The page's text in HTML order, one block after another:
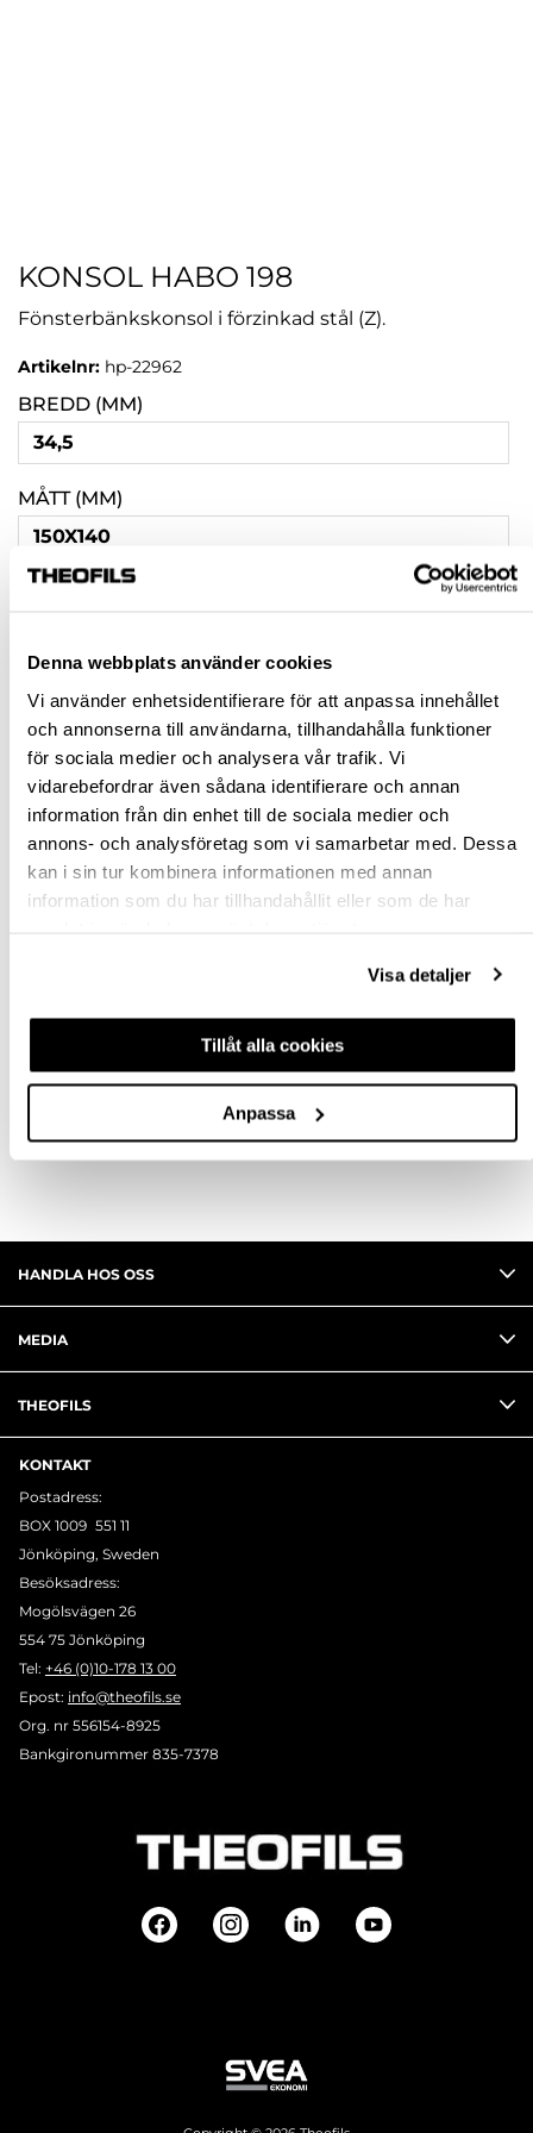
Denna webbplats använder cookies
Vi använder enhetsidentifierare för att anpassa innehållet
och annonserna till användarna, tillhandahålla funktioner
för sociala medier och analysera vår trafik. Vi
vidarebefordrar även sådana identifierare och annan
information från din enhet till de sociala medier och
annons- och analysföretag som vi samarbetar med. Dessa
kan i sin tur kombinera informationen med annan
information som du har tillhandahållit eller som de har
Visa detaljer
Tillåt alla cookies
Anpassa
KONSOL HABO 198
Fönsterbänkskonsol i förzinkad stål (Z).
Artikelnr: hp-22962
BREDD (MM)
34,5
MÅTT (MM)
150X140
150X180
st
VÄLJ VARIANT
Snabba leveranser
Hämta i butik
Ledande leverantör i Sverige
FRÅGA OM PRODUKT
HANDLA HOS OSS
MEDIA
THEOFILS
KONTAKT
Postadress:
BOX 1009 551 11
Jönköping, Sweden
Besöksadress:
Mogölsvägen 26
554 75 Jönköping
Tel: +46 (0)10-178 13 00
Epost: info@theofils.se
Org. nr 556154-8925
Bankgironummer 835-7378